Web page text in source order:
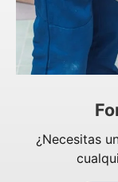
¿Necesitas